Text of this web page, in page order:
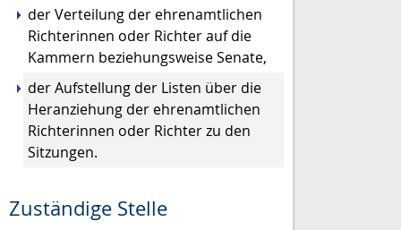
der Verteilung der ehrenamtlichen
Richterinnen oder Richter auf die
Kammern beziehungsweise Senate,
der Aufstellung der Listen über die
Heranziehung der ehrenamtlichen
Richterinnen oder Richter zu den
Sitzungen.
Zuständige Stelle